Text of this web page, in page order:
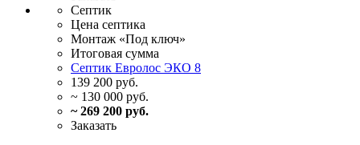
Септик
Цена септика
Монтаж «Под ключ»
Итоговая сумма
Септик Евролос ЭКО 8
139 200 руб.
~ 130 000 руб.
~ 269 200 руб.
Заказать